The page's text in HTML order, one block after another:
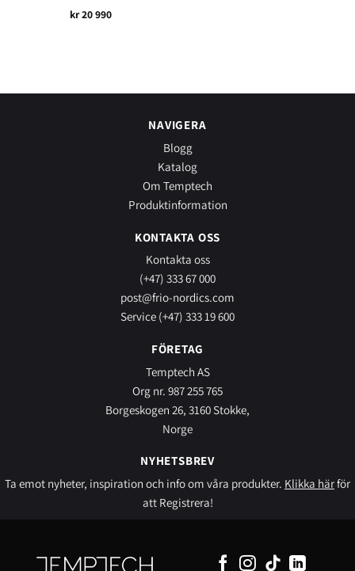
kr20 990
NAVIGERA
Blogg
Katalog
Om Temptech
Produktinformation
KONTAKTA OSS
Kontakta oss
(+47) 333 67 000
post@frio-nordics.com
Service (+47) 333 19 600
FÖRETAG
Temptech AS
Org nr. 987 255 765
Borgeskogen 26, 3160 Stokke,
Norge
NYHETSBREV
Ta emot nyheter, inspiration och info om våra produkter. Klikka härför
att Registrera!